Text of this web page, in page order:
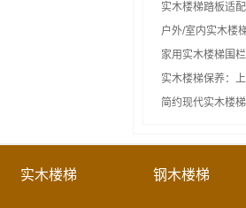
实木楼梯踏板适
户外/室内实木楼
家用实木楼梯围
实木楼梯保养：
简约现代实木楼
实木楼梯 钢木楼梯